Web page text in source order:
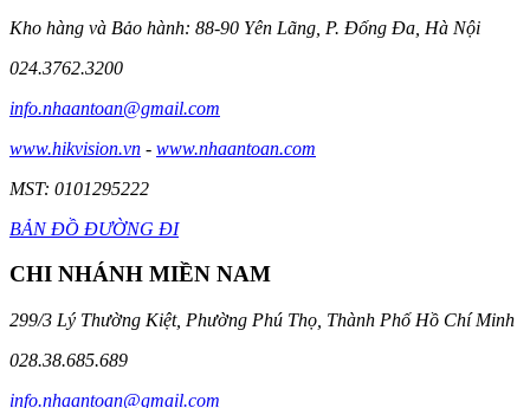
Kho hàng và Bảo hành: 88-90 Yên Lãng, P. Đống Đa, Hà Nội
024.3762.3200
info.nhaantoan@gmail.com
www.hikvision.vn - www.nhaantoan.com
MST: 0101295222
BẢN ĐỒ ĐƯỜNG ĐI
CHI NHÁNH MIỀN NAM
299/3 Lý Thường Kiệt, Phường Phú Thọ, Thành Phố Hồ Chí Minh
028.38.685.689
info.nhaantoan@gmail.com